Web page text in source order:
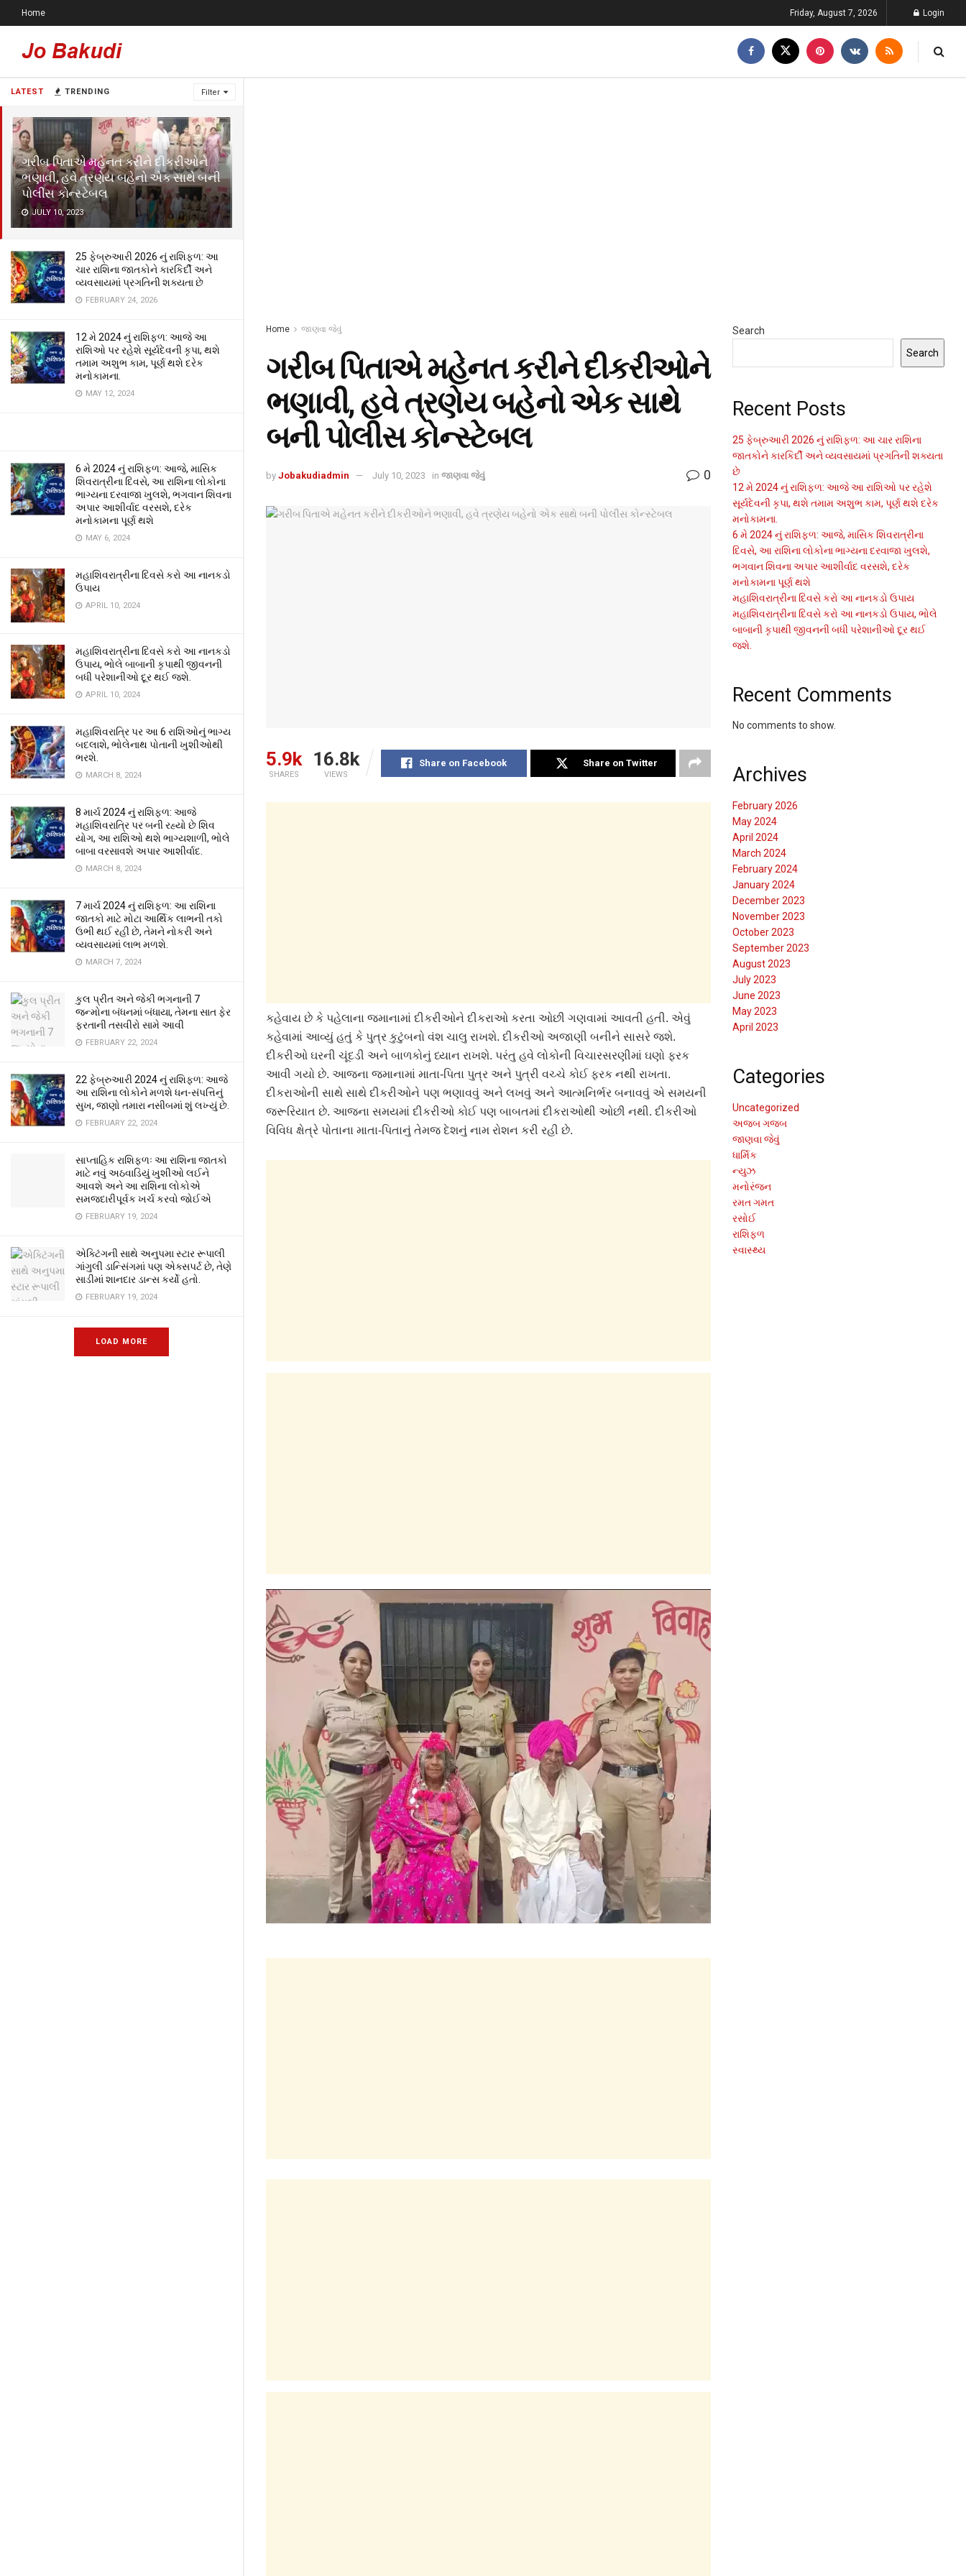
LATEST TRENDING Filter
ગરીબ પિતાએ મહેનત કરીને દીકરીઓને
ભણાવી, હવે ત્રણેય બહેનો એક સાથે બની
પોલીસ કોન્સ્ટેબલ
JULY 10, 2023
25 ફેબ્રુઆરી 2026 નું રાશિફળ: આ
ચાર રાશિના જાતકોને કારકિર્દી અને
વ્યવસાયમાં પ્રગતિની શક્યતા છે
FEBRUARY 24, 2026
12 મે 2024 નું રાશિફળ: આજે આ
રાશિઓ પર રહેશે સૂર્યદેવની કૃપા, થશે
તમામ અશુભ કામ, પૂર્ણ થશે દરેક
મનોકામના.
MAY 12, 2024
6 મે 2024 નું રાશિફળ: આજે, માસિક
શિવરાત્રીના દિવસે, આ રાશિના લોકોના
ભાગ્યના દરવાજા ખુલશે, ભગવાન શિવના
અપાર આશીર્વાદ વરસશે, દરેક
મનોકામના પૂર્ણ થશે
MAY 6, 2024
મહાશિવરાત્રીના દિવસે કરો આ નાનકડો
ઉપાય
APRIL 10, 2024
મહાશિવરાત્રીના દિવસે કરો આ નાનકડો
ઉપાય, ભોલે બાબાની કૃપાથી જીવનની
બધી પરેશાનીઓ દૂર થઈ જશે.
APRIL 10, 2024
મહાશિવરાત્રિ પર આ 6 રાશિઓનું ભાગ્ય
બદલાશે, ભોલેનાથ પોતાની ખુશીઓથી
ભરશે.
MARCH 8, 2024
8 માર્ચ 2024 નું રાશિફળ: આજે
મહાશિવરાત્રિ પર બની રહ્યો છે શિવ
યોગ, આ રાશિઓ થશે ભાગ્યશાળી, ભોલે
બાબા વરસાવશે અપાર આશીર્વાદ.
MARCH 8, 2024
7 માર્ચ 2024 નું રાશિફળ: આ રાશિના
જાતકો માટે મોટા આર્થિક લાભની તકો
ઉભી થઈ રહી છે, તેમને નોકરી અને
વ્યવસાયમાં લાભ મળશે.
MARCH 7, 2024
કુલ પ્રીત અને જેકી ભગનાની 7
જન્મોના બંધનમાં બંધાયા, તેમના સાત ફેર
ફરતાની તસવીરો સામે આવી
FEBRUARY 22, 2024
22 ફેબ્રુઆરી 2024 નું રાશિફળ: આજે
આ રાશિના લોકોને મળશે ધન-સંપત્તિનું
સુખ, જાણો તમારા નસીબમાં શું લખ્યું છે.
FEBRUARY 22, 2024
સાપ્તાહિક રાશિફળઃ આ રાશિના જાતકો
માટે નવું અઠવાડિયું ખુશીઓ લઈને
આવશે અને આ રાશિના લોકોએ
સમજદારીપૂર્વક ખર્ચ કરવો જોઈએ
FEBRUARY 19, 2024
એક્ટિંગની સાથે અનુપમા સ્ટાર રૂપાલી
ગાંગુલી ડાન્સિંગમાં પણ એક્સપર્ટ છે, તેણે
સાડીમાં શાનદાર ડાન્સ કર્યો હતો.
FEBRUARY 19, 2024
LOAD MORE
Home Friday, August 7, 2026 Login
Home જાણવા જેવું
ગરીબ પિતાએ મહેનત કરીને દીકરીઓને
ભણાવી, હવે ત્રણેય બહેનો એક સાથે
બની પોલીસ કોન્સ્ટેબલ
by Jobakudiadmin July 10, 2023 in જાણવા જેવું 0
5.9k
SHARES
16.8k
VIEWS
Share on Facebook Share on Twitter
કહેવાય છે કે પહેલાના જમાનામાં દીકરીઓને દીકરાઓ કરતા ઓછી ગણવામાં આવતી હતી. એવું
કહેવામાં આવ્યું હતું કે પુત્ર કુટુંબનો વંશ ચાલુ રાખશે. દીકરીઓ અજાણી બનીને સાસરે જશે.
દીકરીઓ ઘરની ચૂંદડી અને બાળકોનું ધ્યાન રાખશે. પરંતુ હવે લોકોની વિચારસરણીમાં ઘણો ફરક
આવી ગયો છે. આજના જમાનામાં માતા-પિતા પુત્ર અને પુત્રી વચ્ચે કોઈ ફરક નથી રાખતા.
દીકરાઓની સાથે સાથે દીકરીઓને પણ ભણાવવું અને લખવું અને આત્મનિર્ભર બનાવવું એ સમયની
જરૂરિયાત છે. આજના સમયમાં દીકરીઓ કોઈ પણ બાબતમાં દીકરાઓથી ઓછી નથી. દીકરીઓ
વિવિધ ક્ષેત્રે પોતાના માતા-પિતાનું તેમજ દેશનું નામ રોશન કરી રહી છે.
Search
Search
Recent Posts
25 ફેબ્રુઆરી 2026 નું રાશિફળ: આ ચાર રાશિના
જાતકોને કારકિર્દી અને વ્યવસાયમાં પ્રગતિની શક્યતા
છે
12 મે 2024 નું રાશિફળ: આજે આ રાશિઓ પર રહેશે
સૂર્યદેવની કૃપા, થશે તમામ અશુભ કામ, પૂર્ણ થશે દરેક
મનોકામના.
6 મે 2024 નું રાશિફળ: આજે, માસિક શિવરાત્રીના
દિવસે, આ રાશિના લોકોના ભાગ્યના દરવાજા ખુલશે,
ભગવાન શિવના અપાર આશીર્વાદ વરસશે, દરેક
મનોકામના પૂર્ણ થશે
મહાશિવરાત્રીના દિવસે કરો આ નાનકડો ઉપાય
મહાશિવરાત્રીના દિવસે કરો આ નાનકડો ઉપાય, ભોલે
બાબાની કૃપાથી જીવનની બધી પરેશાનીઓ દૂર થઈ
જશે.
Recent Comments
No comments to show.
Archives
February 2026
May 2024
April 2024
March 2024
February 2024
January 2024
December 2023
November 2023
October 2023
September 2023
August 2023
July 2023
June 2023
May 2023
April 2023
Categories
Uncategorized
અજબ ગજબ
જાણવા જેવું
ધાર્મિક
ન્યુઝ
મનોરંજન
રમત ગમત
રસોઈ
રાશિફળ
સ્વાસ્થ્ય